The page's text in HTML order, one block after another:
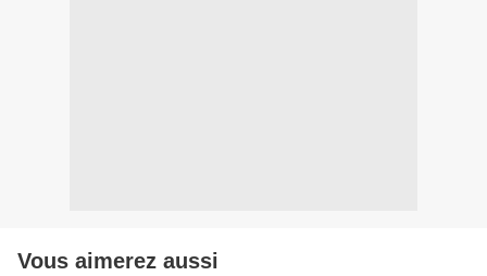
Vous aimerez aussi